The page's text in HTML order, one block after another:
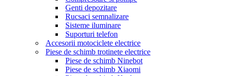
Genti depozitare
Rucsaci semnalizare
Sisteme iluminare
Suporturi telefon
Accesorii motociclete electrice
Piese de schimb trotinete electrice
Piese de schimb Ninebot
Piese de schimb Xiaomi